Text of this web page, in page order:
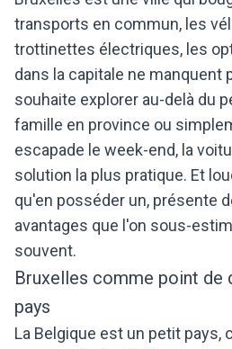
transports en commun, les
trottinettes électriques, les
dans la capitale ne manquent
souhaite explorer au-delà du
famille en province ou
escapade le week-end, la
solution la plus pratique. Et
qu'en posséder un, présente
avantages que l'on sous-
souvent.
Bruxelles comme point de
pays
La Belgique est un petit pays,